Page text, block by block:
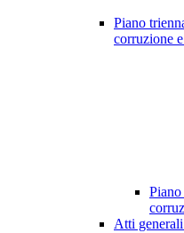
Piano
corruzione
Atti generali